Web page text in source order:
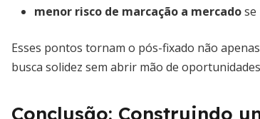
menor risco de marcação a mercadose
Esses pontos tornam o pós-fixado não
busca solidez sem abrir mão de
Conclusão: Construindo